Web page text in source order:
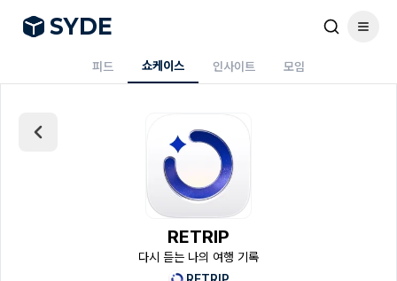
SYDE
피드 쇼케이스 인사이트 모임
RETRIP
다시 듣는 나의 여행 기록